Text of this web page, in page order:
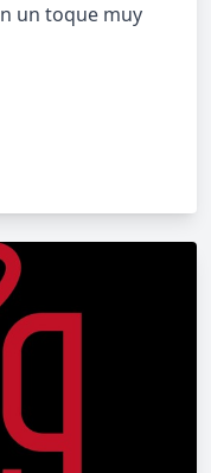
un toque muy